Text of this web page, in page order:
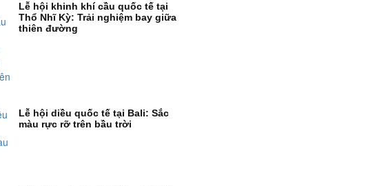
Lễ hội khinh khí cầu quốc tế tại
Thổ Nhĩ Kỳ: Trải nghiệm bay giữa
thiên đường
Lễ hội diều quốc tế tại Bali: Sắc
màu rực rỡ trên bầu trời